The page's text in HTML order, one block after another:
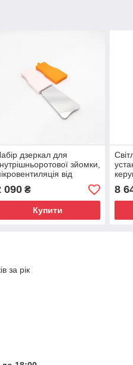
дзеркал для
зйомки,
від
4шт.
090₴
Купити
8
за рік